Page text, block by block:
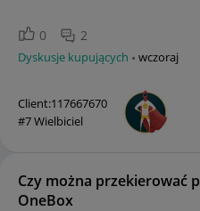
0 2
Dyskusje kupujących wczoraj
Client:117667670
#7 Wielbiciel
Czy można przekierować
OneBox